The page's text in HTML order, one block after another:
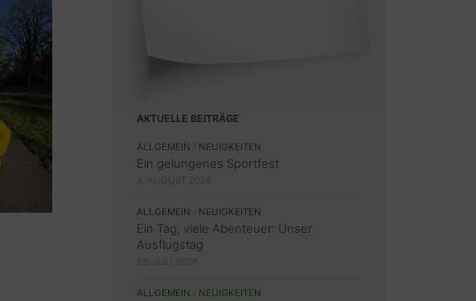
AKTUELLE BEITRÄGE
ALLGEMEIN NEUIGKEITEN
Ein gelungenes Sportfest
ALLGEMEIN NEUIGKEITEN
Ein Tag, viele Abenteuer: Unser
Ausflugstag
ALLGEMEIN NEUIGKEITEN